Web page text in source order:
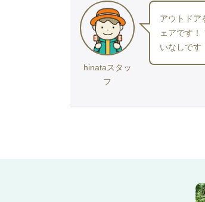
hinataスタッ
フ
アウトドア
ェアです
いなしです